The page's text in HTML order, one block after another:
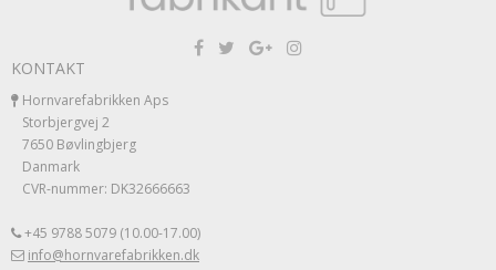
KONTAKT
Hornvarefabrikken Aps
Storbjergvej 2
7650 Bøvlingbjerg
Danmark
CVR-nummer: DK32666663
+45 9788 5079 (10.00-17.00)
info@hornvarefabrikken.dk